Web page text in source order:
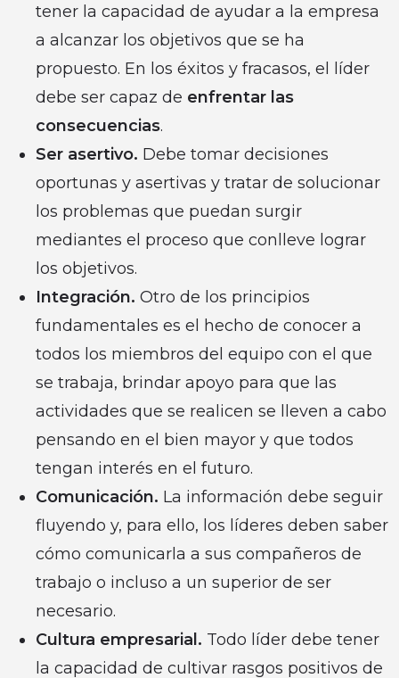
tener la capacidad de ayudar a la empresa
a alcanzar los objetivos que se ha
propuesto. En los éxitos y fracasos, el líder
debe ser capaz de enfrentar las
consecuencias.
Ser asertivo. Debe tomar decisiones
oportunas y asertivas y tratar de solucionar
los problemas que puedan surgir
mediantes el proceso que conlleve lograr
los objetivos.
Integración. Otro de los principios
fundamentales es el hecho de conocer a
todos los miembros del equipo con el que
se trabaja, brindar apoyo para que las
actividades que se realicen se lleven a cabo
pensando en el bien mayor y que todos
tengan interés en el futuro.
Comunicación. La información debe seguir
fluyendo y, para ello, los líderes deben saber
cómo comunicarla a sus compañeros de
trabajo o incluso a un superior de ser
necesario.
Cultura empresarial. Todo líder debe tener
la capacidad de cultivar rasgos positivos de